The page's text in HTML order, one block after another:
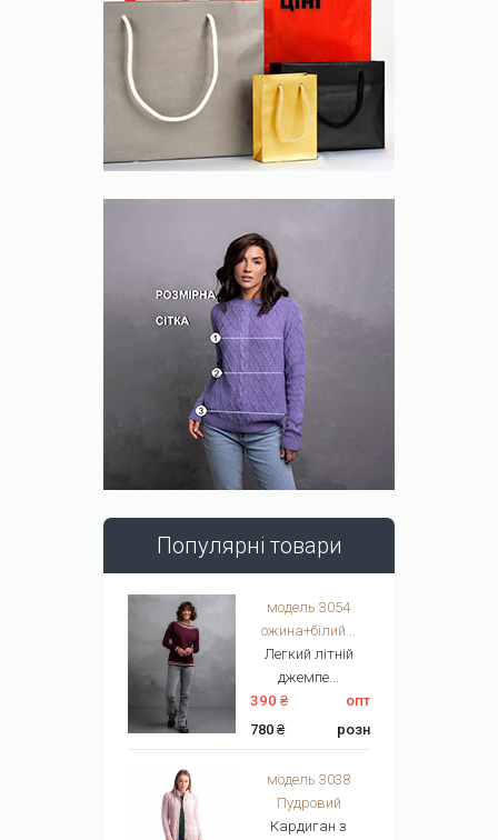
Популярні товари
модель 3054
ожина+білий...
Легкий літній
джемпе...
390 ₴
опт
780 ₴
розн
модель 3038
Пудровий
Кардиган з